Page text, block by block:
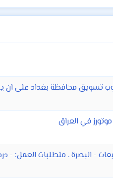
تسويق محافظة بغداد على ان
في العراق
- البصرة . متطلبات العمل: -